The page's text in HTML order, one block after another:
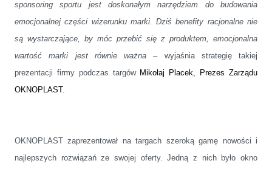
sponsoring sportu jest doskonałym narzędziem do budowania
emocjonalnej części wizerunku marki. Dziś benefity racjonalne nie
są wystarczające, by móc przebić się z produktem, emocjonalna
wartość marki jest równie ważna – wyjaśnia strategię takiej
prezentacji firmy podczas targów Mikołaj Placek, Prezes Zarządu
OKNOPLAST.
OKNOPLAST zaprezentował na targach szeroką gamę nowości i
najlepszych rozwiązań ze swojej oferty. Jedną z nich było okno